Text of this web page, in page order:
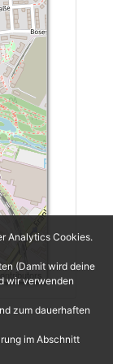
contributors
Analytics Cookies.
(Damit wird deine
wir verwenden
zum dauerhaften
im Abschnitt